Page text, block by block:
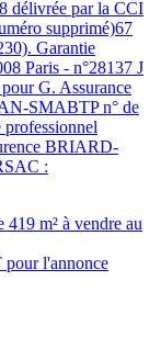
délivrée par la CCI
supprimé)67
Garantie
Paris - n°28137 J
G. Assurance
SMABTP n° de
BRIARD-
: